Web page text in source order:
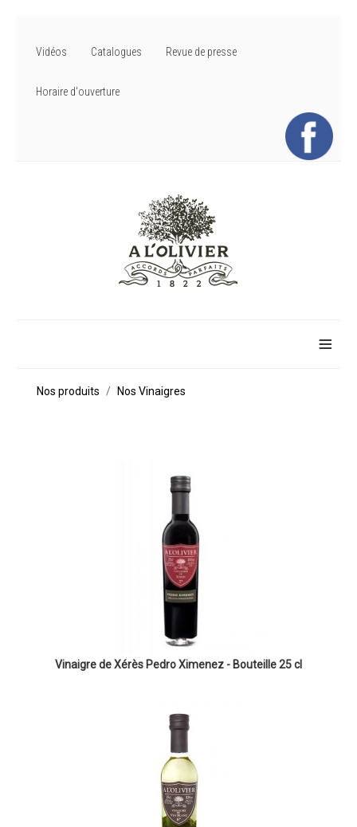
Vidéos Catalogues Revue de presse
Horaire d'ouverture
≡
Nos produits Nos Vinaigres
Vinaigre de Xérès Pedro Ximenez - Bouteille 25 cl